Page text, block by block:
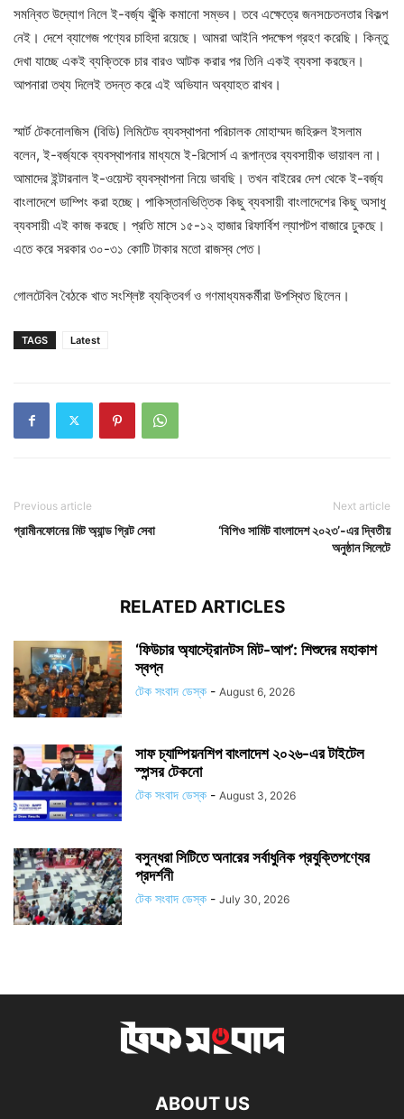
সমন্বিত উদ্যোগ নিলে ই-বর্জ্য ঝুঁকি কমানো সম্ভব। তবে এক্ষেত্রে জনসচেতনতার বিকল্প
নেই। দেশে ব্যাগেজ পণ্যের চাহিদা রয়েছে। আমরা আইনি পদক্ষেপ গ্রহণ করেছি। কিন্তু
দেখা যাচ্ছে একই ব্যক্তিকে চার বারও আটক করার পর তিনি একই ব্যবসা করছেন।
আপনারা তথ্য দিলেই তদন্ত করে এই অভিযান অব্যাহত রাখব।
স্মার্ট টেকনোলজিস (বিডি) লিমিটেড ব্যবস্থাপনা পরিচালক মোহাম্মদ জহিরুল ইসলাম
বলেন, ই-বর্জ্যকে ব্যবস্থাপনার মাধ্যমে ই-রিসোর্স এ রূপান্তর ব্যবসায়ীক ভায়াবল না।
আমাদের ইন্টারনাল ই-ওয়েস্ট ব্যবস্থাপনা নিয়ে ভাবছি। তখন বাইরের দেশ থেকে ই-বর্জ্য
বাংলাদেশে ডাম্পিং করা হচ্ছে। পাকিস্তানভিত্তিক কিছু ব্যবসায়ী বাংলাদেশের কিছু অসাধু
ব্যবসায়ী এই কাজ করছে। প্রতি মাসে ১৫-১২ হাজার রিফার্বিশ ল্যাপটপ বাজারে ঢুকছে।
এতে করে সরকার ৩০-৩১ কোটি টাকার মতো রাজস্ব পেত।
গোলটেবিল বৈঠকে খাত সংশ্লিষ্ট ব্যক্তিবর্গ ও গণমাধ্যমকর্মীরা উপস্থিত ছিলেন।
TAGS Latest
Previous article
গ্রামীনফোনের মিট অ্যান্ড গ্রিট সেবা
Next article
‘বিপিও সামিট বাংলাদেশ ২০২৩’-এর দ্বিতীয়
অনুষ্ঠান সিলেটে
RELATED ARTICLES
‘ফিউচার অ্যাস্ট্রোনটস মিট-আপ’: শিশুদের মহাকাশ
স্বপ্ন
টেক সংবাদ ডেস্ক - August 6, 2026
সাফ চ্যাম্পিয়নশিপ বাংলাদেশ ২০২৬-এর টাইটেল
স্পন্সর টেকনো
টেক সংবাদ ডেস্ক - August 3, 2026
বসুন্ধরা সিটিতে অনারের সর্বাধুনিক প্রযুক্তিপণ্যের
প্রদর্শনী
টেক সংবাদ ডেস্ক - July 30, 2026
ABOUT US